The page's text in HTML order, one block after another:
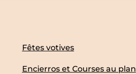
Fêtes votives
Encierros et Courses au plan